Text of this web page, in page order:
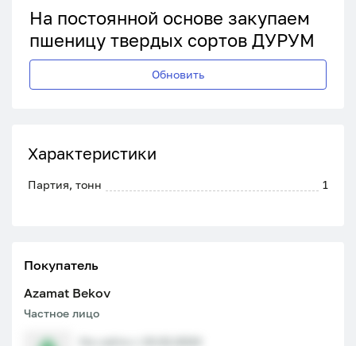
На постоянной основе закупаем
пшеницу твердых сортов ДУРУМ
Обновить
Характеристики
Партия, тонн 1
Покупатель
Azamat Bekov
Частное лицо